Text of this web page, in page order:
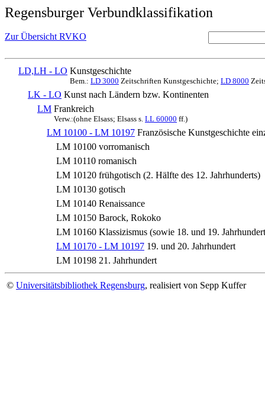
Regensburger Verbundklassifikation
Zur Übersicht RVKO
LD,LH - LO Kunstgeschichte
Bem.: LD 3000 Zeitschriften Kunstgeschichte; LD 8000
LK - LO Kunst nach Ländern bzw. Kontinenten
LM Frankreich
Verw.:(ohne Elsass; Elsass s. LL 60000 ff.)
LM 10100 - LM 10197 Französische Kunstgeschichte
LM 10100 vorromanisch
LM 10110 romanisch
LM 10120 frühgotisch (2. Hälfte des 12. Jahrhunderts)
LM 10130 gotisch
LM 10140 Renaissance
LM 10150 Barock, Rokoko
LM 10160 Klassizismus (sowie 18. und 19.
LM 10170 - LM 10197 19. und 20. Jahrhundert
LM 10198 21. Jahrhundert
© Universitätsbibliothek Regensburg, realisiert von Sepp Kuffer